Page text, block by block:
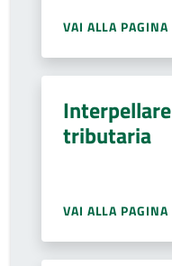
VAI ALLA PAGINA
tributaria
VAI ALLA PAGINA